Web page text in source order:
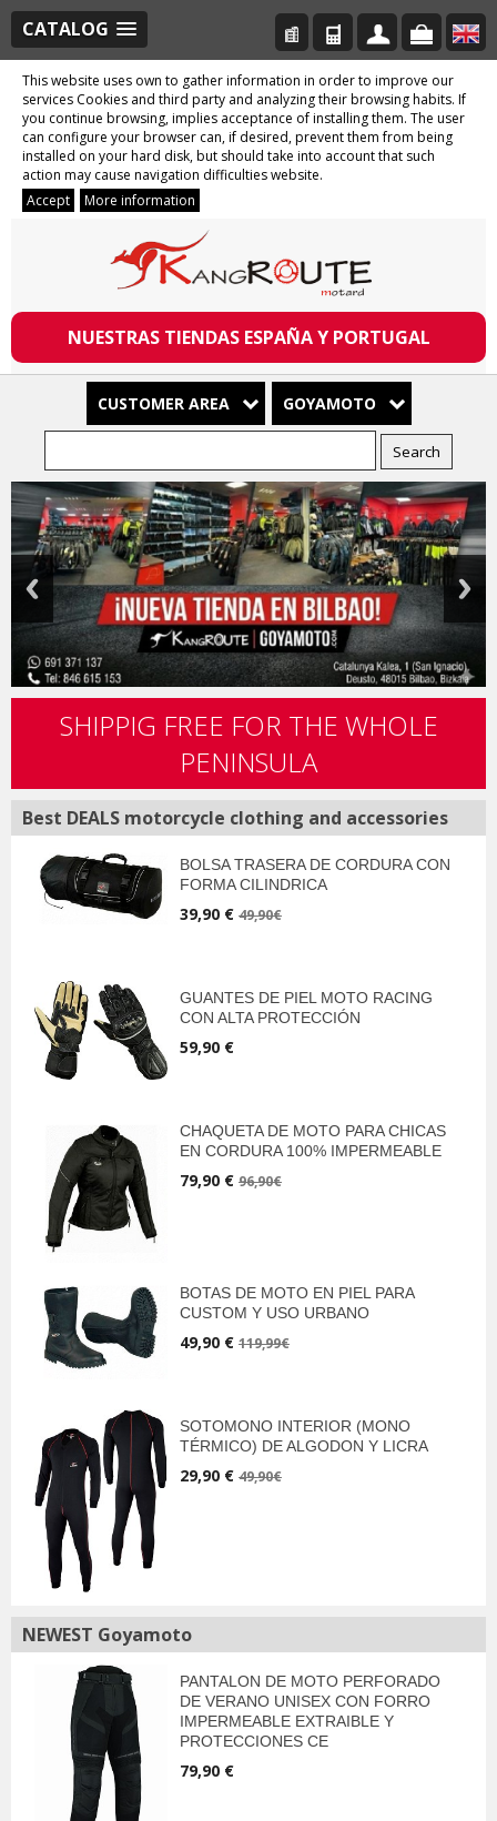
CATALOG
This website uses own to gather information in order to improve our
services Cookies and third party and analyzing their browsing habits. If
you continue browsing, implies acceptance of installing them. The user
can configure your browser can, if desired, prevent them from being
installed on your hard disk, but should take into account that such
action may cause navigation difficulties website.
Accept
More information
NUESTRAS TIENDAS ESPAÑA Y PORTUGAL
CUSTOMER AREA GOYAMOTO
SHIPPIG FREE FOR THE WHOLE
PENINSULA
Best DEALS motorcycle clothing and accessories
BOLSA TRASERA DE CORDURA CON
FORMA CILINDRICA
39,90 € 49,90€
GUANTES DE PIEL MOTO RACING
CON ALTA PROTECCIÓN
59,90 €
CHAQUETA DE MOTO PARA CHICAS
EN CORDURA 100% IMPERMEABLE
79,90 € 96,90€
BOTAS DE MOTO EN PIEL PARA
CUSTOM Y USO URBANO
49,90 € 119,99€
SOTOMONO INTERIOR (MONO
TÉRMICO) DE ALGODON Y LICRA
29,90 € 49,90€
NEWEST Goyamoto
PANTALON DE MOTO PERFORADO
DE VERANO UNISEX CON FORRO
IMPERMEABLE EXTRAIBLE Y
PROTECCIONES CE
79,90 €